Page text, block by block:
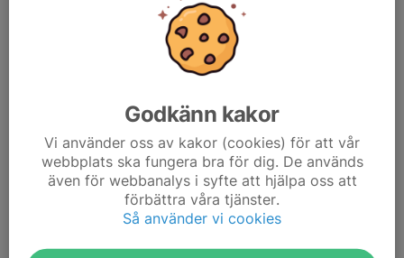
I måndags tränade vi på plogning i backe
Kommentarer
Godkänn kakor
Vi använder oss av kakor (cookies) för att vår
webbplats ska fungera bra för dig. De används
även för webbanalys i syfte att hjälpa oss att
förbättra våra tjänster.
Så använder vi cookies